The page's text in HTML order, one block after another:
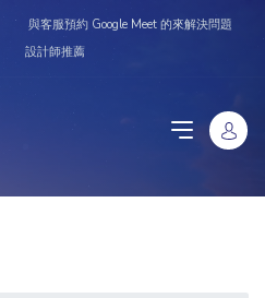
與客服預約 Google Meet 的來解決問題
設計師推薦